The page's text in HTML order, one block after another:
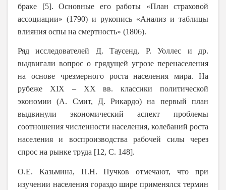
браке [5]. Основные его работы «План страховой
ассоциации» (1790) и рукопись «Анализ и таблицы
влияния оспы на смертность» (1806).
Ряд исследователей Д. Таусенд, Р. Уоллес и др.
выдвигали вопрос о грядущей угрозе перенаселения
на основе чрезмерного роста населения мира. На
рубеже XIX – XX вв. классики политической
экономии (А. Смит, Д. Рикардо) на первый план
выдвинули экономический аспект проблемы
соотношения численности населения, колебаний роста
населения и воспроизводства рабочей силы через
спрос на рынке труда [12, С. 148].
О.Е. Казьмина, П.Н. Пучков отмечают, что при
изучении населения гораздо шире применялся термин